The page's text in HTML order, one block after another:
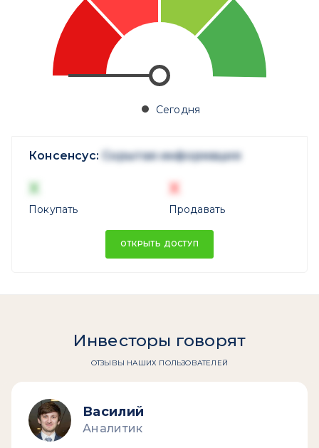
Сегодня
Консенсус: Скрытая информация
X
Покупать
X
Продавать
ОТКРЫТЬ ДОСТУП
Инвесторы говорят
ОТЗЫВЫ НАШИХ ПОЛЬЗОВАТЕЛЕЙ
Василий
Аналитик